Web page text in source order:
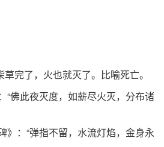
完了，火也就灭了。比喻死亡。
“佛此夜灭度，如薪尽火灭，分布诸
》：“弹指不留，水流灯焰，金身永